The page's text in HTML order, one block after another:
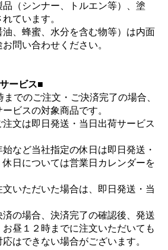
品（シンナー、トルエン等）、塗
ています。
油、蜂蜜、水分を含む物等）は内面
問い合わせください。
ービス■
までのご注文・ご決済完了の場合、
ビスの対象商品です。
注文は即日発送・当日出荷サービス
始など当社指定の休日は即日発送・
日については営業日カレンダーを
文いただいた場合は、即日発送・当
済の場合、決済完了の確認後、発送
昼１２時までに注文いただいても
はできない場合がございます。